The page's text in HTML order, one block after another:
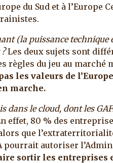
du Sud et à l’Europe
(la puissance technique
?Les deux sujets sont
règles du jeu au marché
les valeurs de
marche.
dans le cloud, dont les
effet, 80 % des
que
pourrait autoriser
sortir les entreprises